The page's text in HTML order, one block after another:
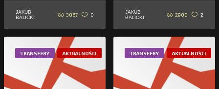
JAKUB
BALICKI
3067 0
JAKUB
BALICKI
2900 2
TRANSFERY AKTUALNOŚCI TRANSFERY AKTUALNOŚCI